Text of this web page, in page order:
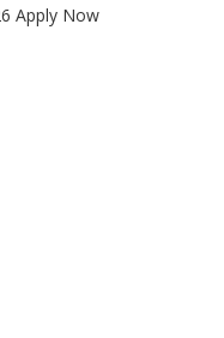
Apply Now